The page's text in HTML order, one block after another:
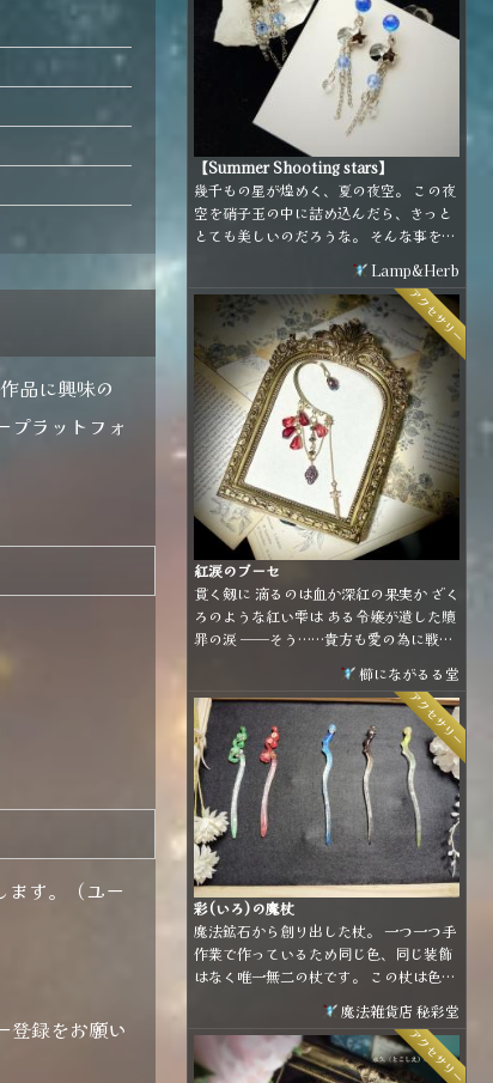
品に興味の
プラットフォ
す。（ユー
登録をお願い
【Summer Shooting stars】
幾千もの星が煌めく、夏の夜空。 この夜
空を硝子玉の中に詰め込んだら、きっと
とても美しいのだろうな。 そんな事を考
や青の星がひとつふたつ、きらりと輝い
て流れて行った。
Lamp&Herb
紅涙のブーセ
貫く剱に 滴るのは血か深紅の果実か ざく
ろのような紅い雫は ある令嬢が遺した贖
罪の涙 ──そう……貴方も愛の為に戦っ
スが柔らかい素材ですので、耳の形に合
わせて装着して頂けます
アクセサリー
櫛にながるる堂
彩(いろ)の魔杖
魔法鉱石から創り出した杖。 一つ一つ手
作業で作っているため同じ色、同じ装飾
はなく唯一無二の杖です。 この杖は色の
用者を惹き寄せ、幸せへ導くための色の
違いです。 (上手く言語化できなかった
けど要は「好きな色、惹かれる色って人
アクセサリー
魔法雑貨店 秘彩堂
アクセサリー